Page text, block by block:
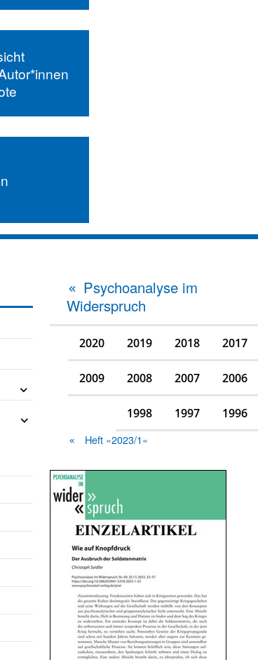
Psychoanalyse im
Widerspruch
2020 2019 2018 2017
2009 2008 2007 2006
1998 1997 1996
Heft »2023/1«